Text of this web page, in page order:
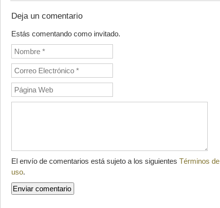
Deja un comentario
Estás comentando como invitado.
El envío de comentarios está sujeto a los siguientes Términos de
uso.